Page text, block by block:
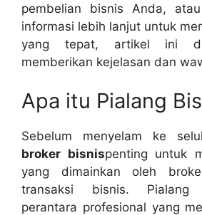
pembelian bisnis Anda,
informasi lebih lanjut untuk
yang tepat, artikel ini
memberikan kejelasan dan
Apa itu Pialang
Sebelum menyelam ke
broker bisnispenting untuk
yang dimainkan oleh
transaksi bisnis.
perantara profesional yang